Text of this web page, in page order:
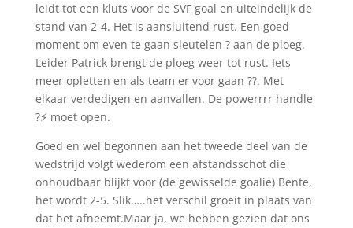
leidt tot een kluts voor de SVF goal en uiteindelijk de
stand van 2-4. Het is aansluitend rust. Een goed
moment om even te gaan sleutelen ? aan de ploeg.
Leider Patrick brengt de ploeg weer tot rust. Iets
meer opletten en als team er voor gaan ??. Met
elkaar verdedigen en aanvallen. De powerrrr handle
?⚡ moet open.
Goed en wel begonnen aan het tweede deel van de
wedstrijd volgt wederom een afstandsschot die
onhoudbaar blijkt voor (de gewisselde goalie) Bente,
het wordt 2-5. Slik…..het verschil groeit in plaats van
dat het afneemt.Maar ja, we hebben gezien dat ons